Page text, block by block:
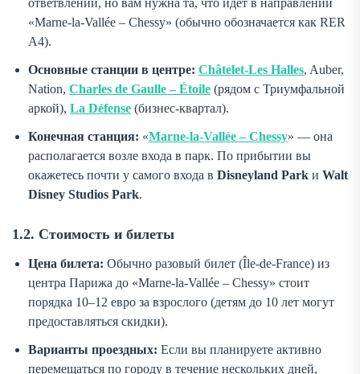
ответвлений, но вам нужна та, что идёт в направлении
«Marne-la-Vallée – Chessy» (обычно обозначается как RER
A4).
Основные станции в центре: Châtelet-Les Halles, Auber,
Nation, Charles de Gaulle – Étoile (рядом с Триумфальной
аркой), La Défense (бизнес-квартал).
Конечная станция: «Marne-la-Vallée – Chessy» — она
располагается возле входа в парк. По прибытии вы
окажетесь почти у самого входа в Disneyland Park и Walt
Disney Studios Park.
1.2. Стоимость и билеты
Цена билета: Обычно разовый билет (Île-de-France) из
центра Парижа до «Marne-la-Vallée – Chessy» стоит
порядка 10–12 евро за взрослого (детям до 10 лет могут
предоставляться скидки).
Варианты проездных: Если вы планируете активно
перемещаться по городу в течение нескольких дней,